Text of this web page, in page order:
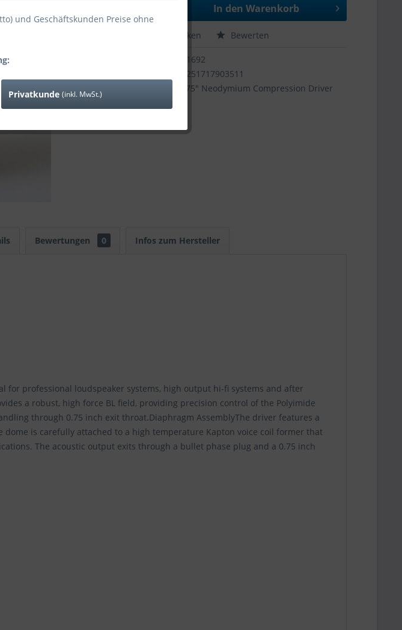
In den Warenkorb
Merken Bewerten
11692
4251717903511
0,75" Neodymium Compression Driver
Bewertungen 0 Infos zum Hersteller
for professional loudspeaker systems, high output hi-fi systems and after
a robust, high force BL field, providing precision control of the Polyimide
through 0.75 inch exit throat.Diaphragm AssemblyThe driver features a
is carefully attached to a high temperature Kapton voice coil former that
The acoustic output exits through a bullet phase plug and a 0.75 inch
und Geschäftskunden Preise ohne
Privatkunde (inkl. MwSt.)